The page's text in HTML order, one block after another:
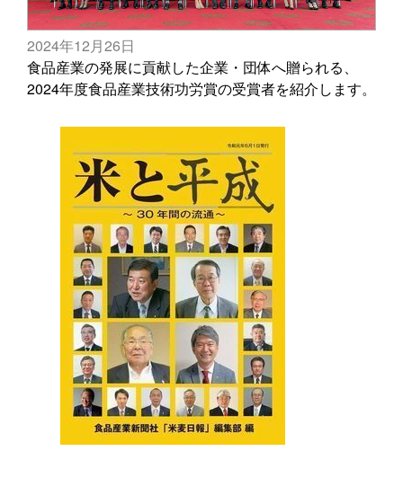
2024年12月26日
食品産業の発展に貢献した企業・団体へ贈られる、
2024年度食品産業技術功労賞の受賞者を紹介します。